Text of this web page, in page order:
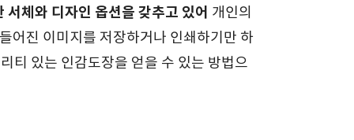
서체와 디자인 옵션을 갖추고 있어 개인의
어진 이미지를 저장하거나 인쇄하기만 하
티 있는 인감도장을 얻을 수 있는 방법으